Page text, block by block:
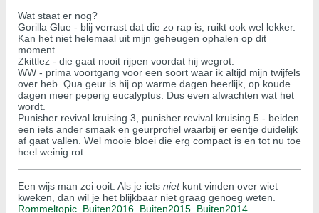
Wat staat er nog?
Gorilla Glue - blij verrast dat die zo rap is, ruikt ook wel lekker.
Kan het niet helemaal uit mijn geheugen ophalen op dit
moment.
Zkittlez - die gaat nooit rijpen voordat hij wegrot.
WW - prima voortgang voor een soort waar ik altijd mijn twijfels
over heb. Qua geur is hij op warme dagen heerlijk, op koude
dagen meer peperig eucalyptus. Dus even afwachten wat het
wordt.
Punisher revival kruising 3, punisher revival kruising 5 - beiden
een iets ander smaak en geurprofiel waarbij er eentje duidelijk
af gaat vallen. Wel mooie bloei die erg compact is en tot nu toe
heel weinig rot.
Een wijs man zei ooit: Als je iets nietkunt vinden over wiet
kweken, dan wil je het blijkbaar niet graag genoeg weten.
Rommeltopic. Buiten2016. Buiten2015 Buiten2014